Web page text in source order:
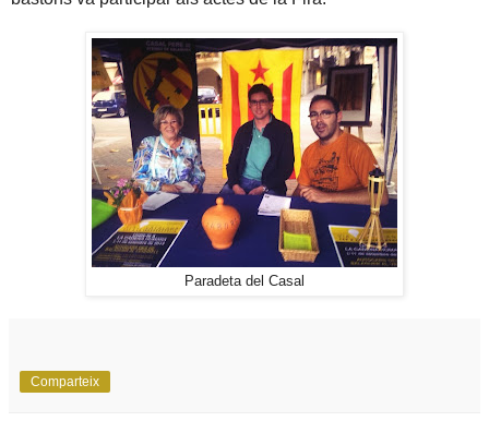
Paradeta del Casal
Comparteix